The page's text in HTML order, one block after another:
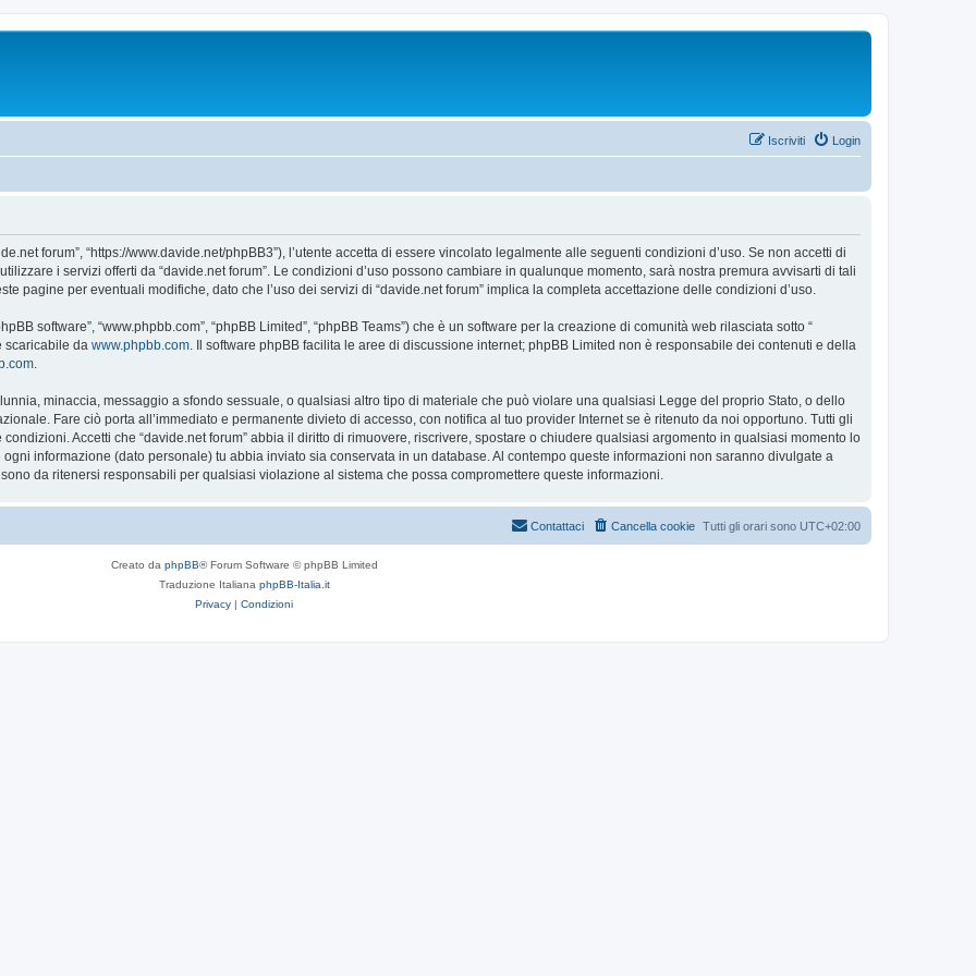
Login
Iscriviti
forum”, “https://www.davide.net/phpBB3”), l’utente accetta di essere vincolato legalmente alle seguenti condizioni d’uso. Se non accetti di
i servizi offerti da “davide.net forum”. Le condizioni d’uso possono cambiare in qualunque momento, sarà nostra premura avvisarti di tali
pagine per eventuali modifiche, dato che l’uso dei servizi di “davide.net forum” implica la completa accettazione delle condizioni d’uso.
software”, “www.phpbb.com”, “phpBB Limited”, “phpBB Teams”) che è un software per la creazione di comunità web rilasciata sotto “
scaricabile da www.phpbb.com . Il software phpBB facilita le aree di discussione internet; phpBB Limited non è responsabile dei contenuti e della
minaccia, messaggio a sfondo sessuale, o qualsiasi altro tipo di materiale che può violare una qualsiasi Legge del proprio Stato, o dello
Fare ciò porta all’immediato e permanente divieto di accesso, con notifica al tuo provider Internet se è ritenuto da noi opportuno. Tutti gli
Accetti che “davide.net forum” abbia il diritto di rimuovere, riscrivere, spostare o chiudere qualsiasi argomento in qualsiasi momento lo
informazione (dato personale) tu abbia inviato sia conservata in un database. Al contempo queste informazioni non saranno divulgate a
da ritenersi responsabili per qualsiasi violazione al sistema che possa compromettere queste informazioni.
Tutti gli orari sono UTC+02:00
Cancella cookie
Contattaci
Creato da phpBB® Forum Software © phpBB Limited
Traduzione Italiana phpBB-Italia.it
Privacy | Condizioni